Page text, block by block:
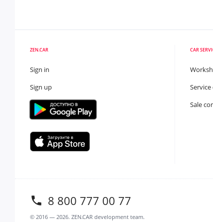
ZEN.CAR
Sign in
Sign up
CAR
Sale
8 800 777 00 77
© 2016 — 2026. ZEN.CAR development team.